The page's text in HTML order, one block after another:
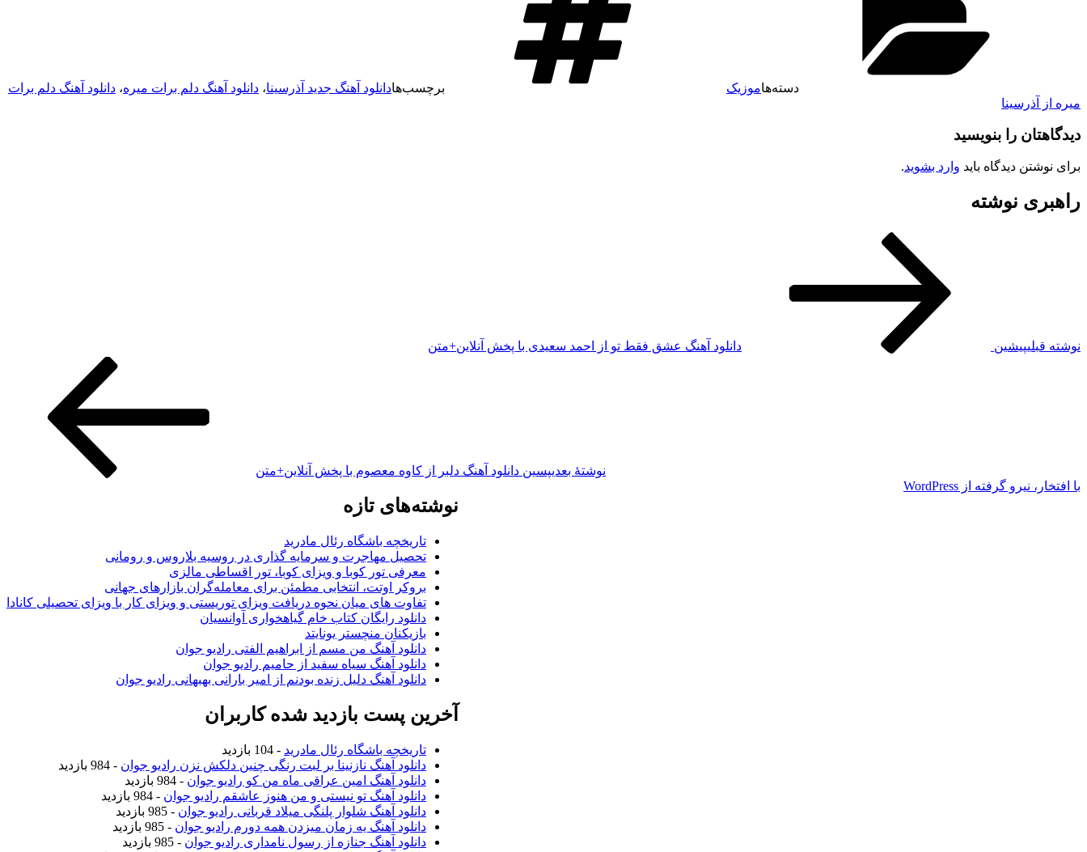
دسته‌هاموزیک برچسب‌هادانلود آهنگ جدید آذرسینا، دانلود آهنگ دلم برات میره، دانلود آهنگ دلم برات
میره از آذرسینا
دیدگاهتان را بنویسید
برای نوشتن دیدگاه باید وارد بشوید.
راهبری نوشته
نوشته قبلیپیشین دانلود آهنگ عشق فقط تو از احمد سعیدی با پخش آنلاین+متن
نوشته‌ٔ بعدیپسین دانلود آهنگ دلبر از کاوه معصوم با پخش آنلاین+متن
نوشته‌های تازه
تاریخچه باشگاه رئال مادرید
تحصیل مهاجرت و سرمایه گذاری در روسیه بلاروس و رومانی
معرفی تور کوبا و ویزای کوبا، تور اقساطی مالزی
بروکر اوتت، انتخابی مطمئن برای معامله‌گران بازارهای جهانی
تفاوت های میان نحوه دریافت ویزای توریستی و ویزای کار با ویزای تحصیلی کانادا
دانلود رایگان کتاب خام گیاهخواری آوانسیان
بازیکنان منچستر یونایتد
دانلود آهنگ من مسم از ابراهیم الفتی رادیو جوان
دانلود آهنگ سیاه سفید از حامیم رادیو جوان
دانلود آهنگ دلیل زنده بودنم از امیر بارانی بهبهانی رادیو جوان
آخرین پست بازدید شده کاربران
تاریخچه باشگاه رئال مادرید - 104 بازدید
دانلود آهنگ نازنینا بر لبت رنگی چنین دلکش نزن رادیو جوان - 984 بازدید
دانلود آهنگ امین عراقی ماه من کو رادیو جوان - 984 بازدید
دانلود آهنگ تو نیستی و من هنوز عاشقم رادیو جوان - 984 بازدید
دانلود آهنگ شلوار پلنگی میلاد قربانی رادیو جوان - 985 بازدید
دانلود آهنگ یه زمان میزدن همه دورم رادیو جوان - 985 بازدید
دانلود آهنگ جنازه از رسول نامداری رادیو جوان - 985 بازدید
با افتخار، نیرو گرفته از WordPress